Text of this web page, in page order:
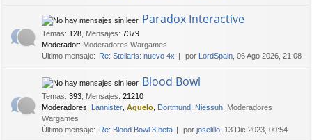
Paradox Interactive
Temas: 128 Mensajes: 7379
Moderador: Moderadores Wargames
Último mensaje: Re: Stellaris: nuevo 4x por LordSpain , 06 Ago 2026, 21:08
Blood Bowl
Temas: 393 Mensajes: 21210
Moderadores: Lannister Aguelo Dortmund Niessuh Moderadores
Wargames
Último mensaje: Re: Blood Bowl 3 beta por joselillo , 13 Dic 2023, 00:54